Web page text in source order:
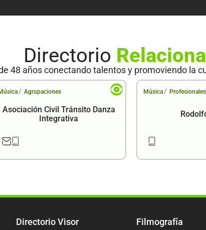
Directorio
48 años conectando talentos y promoviendo la
/ Agrupaciones
Asociación Civil Tránsito Danza
Integrativa
Música / Profesionales
Directorio Visor Filmografía